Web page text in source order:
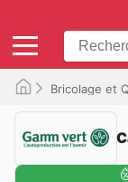
Bricolage et